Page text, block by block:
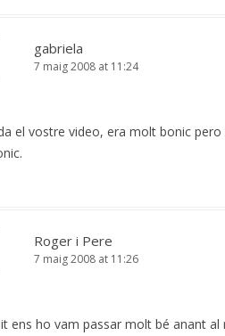
gabriela
7 maig 2008 at 11:24
el vostre video, era molt bonic
Roger i Pere
7 maig 2008 at 11:26
ens ho vam passar molt bé anant